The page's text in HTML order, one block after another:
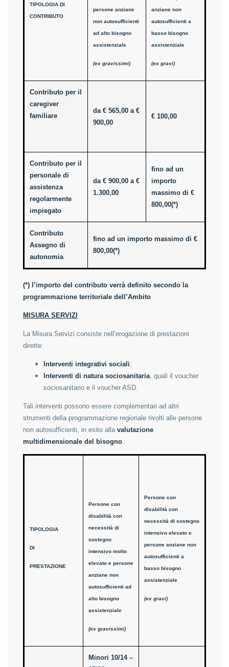
TIPOLOGIA DI
CONTRIBUTO
persone anziane
non autosufficienti
ad alto bisogno
assistenziale
(ex gravissimi)
anziane non
autosufficienti a
basso bisogno
assistenziale
(ex gravi)
Contributo per il
caregiver
familiare
da € 565,00 a €
900,00
€ 100,00
Contributo per il
personale di
assistenza
regolarmente
impiegato
da € 900,00 a €
1.300,00
fino ad un
importo
massimo di €
800,00(*)
Contributo
Assegno di
autonomia
fino ad un importo massimo di €
800,00(*)
(*) l’importo del contributo verrà definito secondo la
programmazione territoriale dell’Ambito
MISURA SERVIZI
La Misura Servizi consiste nell’erogazione di prestazioni
dirette:
Interventi integrativi sociali;
Interventi di natura sociosanitaria, quali il voucher
sociosanitario e il voucher ASD.
Tali interventi possono essere complementari ad altri
strumenti della programmazione regionale rivolti alle persone
non autosufficienti, in esito allavalutazione
multidimensionale del bisogno.
TIPOLOGIA
DI
PRESTAZIONE
Persone con
disabilità con
necessità di
sostegno
intensivo molto
elevato e persone
anziane non
autosufficienti ad
alto bisogno
assistenziale
(ex gravissimi)
Persone con
disabilità con
necessità di sostegno
intensivo elevato e
persone anziane non
autosufficienti a
basso bisogno
assistenziale
(ex gravi)
Minori 10/14 –